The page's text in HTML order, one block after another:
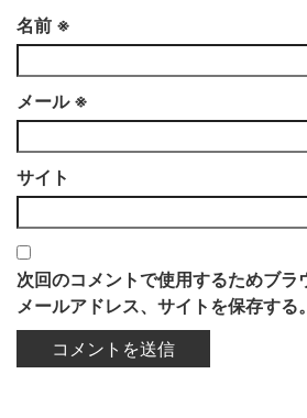
名前 ※
メール ※
サイト
次回のコメントで使用するためブラ
メールアドレス、サイトを保存する。